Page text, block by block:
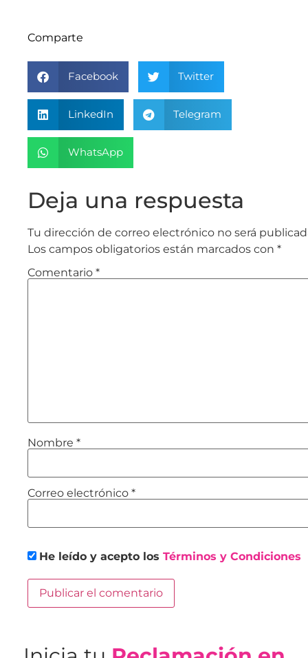
Comparte
Facebook Twitter
LinkedIn Telegram
WhatsApp
Deja una respuesta
Tu dirección de correo electrónico no será
Los campos obligatorios están marcados con *
Comentario *
Nombre *
Correo electrónico *
He leído y acepto los Términos y Condiciones